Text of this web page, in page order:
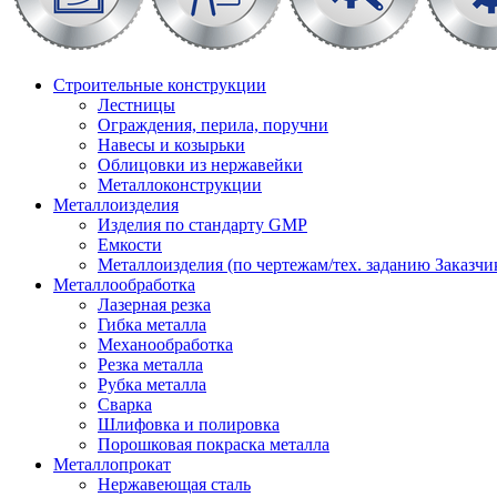
Строительные конструкции
Лестницы
Ограждения, перила, поручни
Навесы и козырьки
Облицовки из нержавейки
Металлоконструкции
Металлоизделия
Изделия по стандарту GMP
Емкости
Металлоизделия (по чертежам/тех. заданию
Металлообработка
Лазерная резка
Гибка металла
Механообработка
Резка металла
Рубка металла
Сварка
Шлифовка и полировка
Порошковая покраска металла
Металлопрокат
Нержавеющая сталь